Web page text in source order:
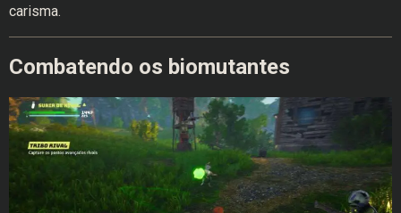
carisma.
Combatendo os biomutantes